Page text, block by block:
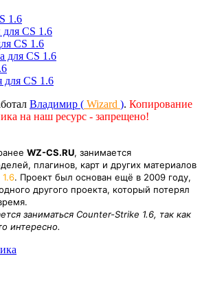
1.6
CS 1.6
CS 1.6
для CS 1.6
CS 1.6
Владимир ( Wizard ). Копирование
на наш ресурс - запрещено!
WZ-CS.RU, занимается
плагинов, карт и других материалов
. Проект был основан ещё в 2009 году,
другого проекта, который потерял
заниматься Counter-Strike 1.6, так как
интересно.